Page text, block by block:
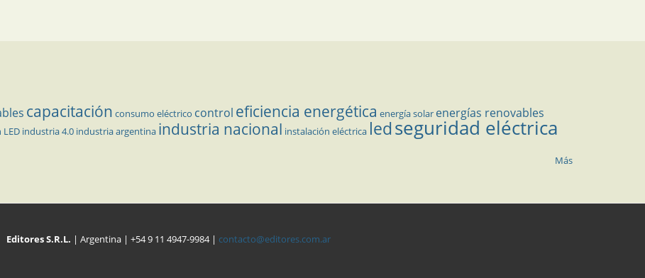
capacitación consumo eléctrico control eficiencia energética energía solar energías renovables
industria 4.0 industria argentina industria nacional instalación eléctrica ledseguridad eléctrica
Más
Editores S.R.L. | Argentina | +54 9 11 4947-9984 | contacto@editores.com.ar